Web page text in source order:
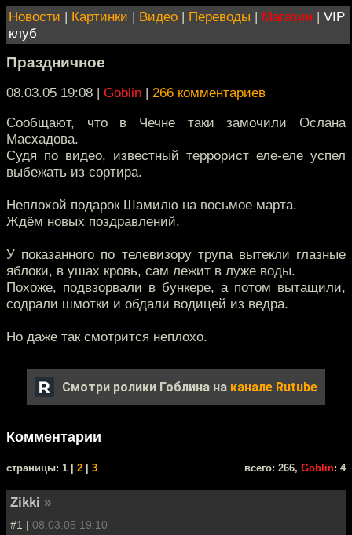
Новости | Картинки | Видео | Переводы | Магазин | VIP
клуб
Праздничное
08.03.05 19:08 | Goblin | 266 комментариев
Сообщают, что в Чечне таки замочили Ослана
Масхадова.
Судя по видео, известный террорист еле-еле успел
выбежать из сортира.
Неплохой подарок Шамилю на восьмое марта.
Ждём новых поздравлений.
У показанного по телевизору трупа вытекли глазные
яблоки, в ушах кровь, сам лежит в луже воды.
Похоже, подвзорвали в бункере, а потом вытащили,
содрали шмотки и обдали водицей из ведра.
Но даже так смотрится неплохо.
Смотри ролики Гоблина на канале Rutube
Комментарии
cтраницы: 1 | 2 3 всего: 266, Goblin: 4
Zikki »
#1 | 08.03.05 19:10